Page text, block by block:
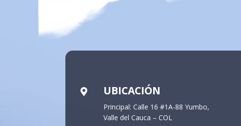
 UBICACIÓN
Principal: Calle 16 #1A-88 Yumbo,
Valle del Cauca – COL